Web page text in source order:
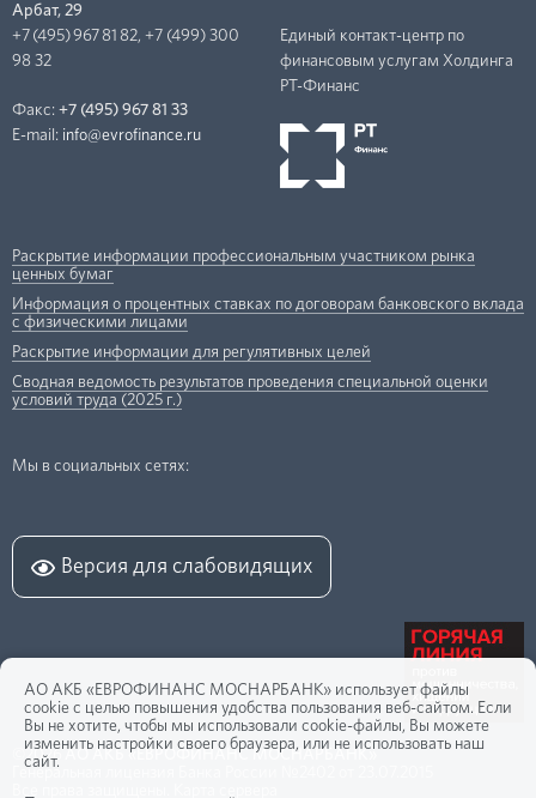
Арбат, 29
+7 (495) 967 81 82, +7 (499) 300
98 32
Факс: +7 (495) 967 81 33
E-mail: info@evrofinance.ru
Единый контакт-центр по
финансовым услугам Холдинга
РТ-Финанc
Раскрытие информации профессиональным участником рынка
ценных бумаг
Информация о процентных ставках по договорам банковского вклада
с физическими лицами
Раскрытие информации для регулятивных целей
Сводная ведомость результатов проведения специальной оценки
условий труда (2025 г.)
Мы в социальных сетях:
Версия для слабовидящих
©2026
АО АКБ «ЕВРОФИНАНС МОСНАРБАНК»
АО АКБ «ЕВРОФИНАНС МОСНАРБАНК» использует файлы
cookie с целью повышения удобства пользования веб-сайтом. Если
Вы не хотите, чтобы мы использовали cookie-файлы, Вы можете
изменить настройки своего браузера, или не использовать наш
сайт.